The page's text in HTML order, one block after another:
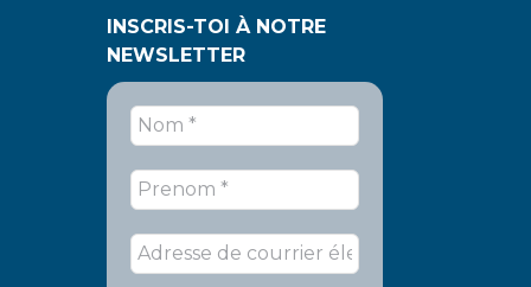
INSCRIS-TOI À NOTRE
NEWSLETTER